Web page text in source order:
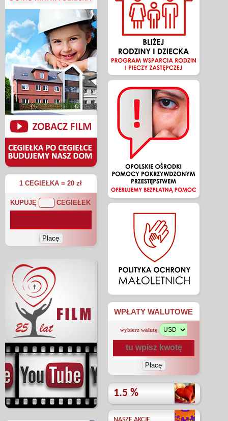
1 CEGIEŁKA = 20 zł
KUPUJĘ CEGIEŁEK
WPŁATY WALUTOWE
wybierz walutę
1.5 %